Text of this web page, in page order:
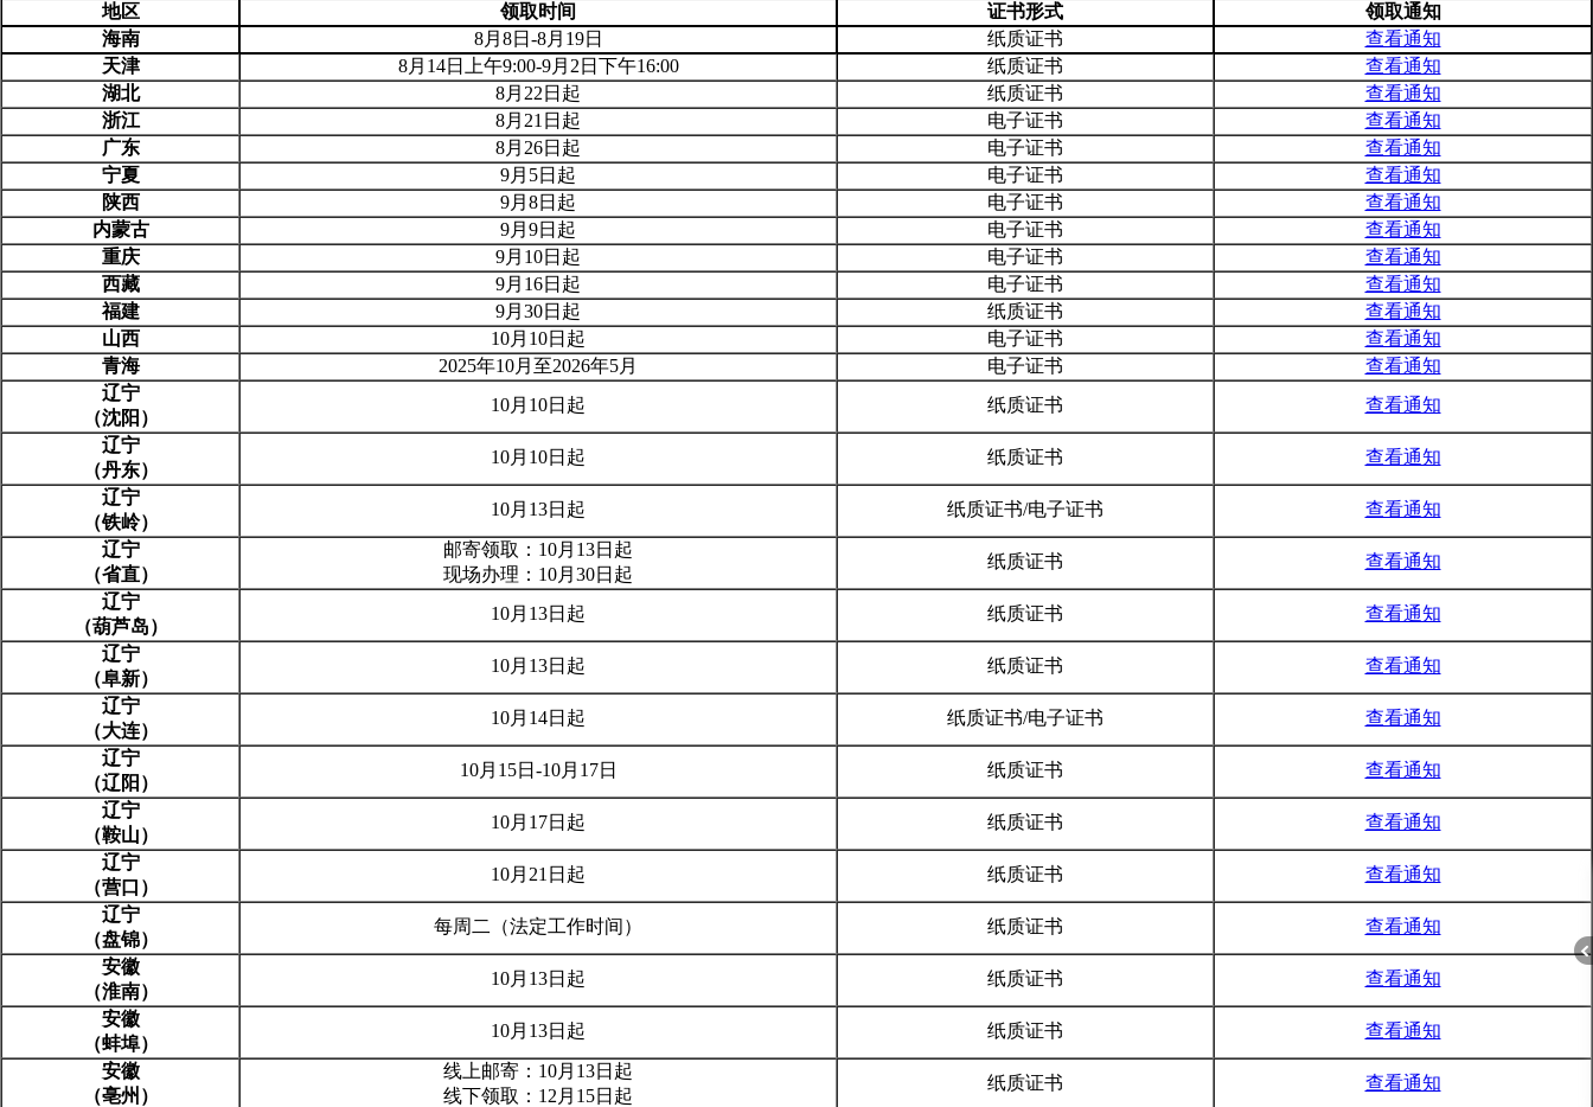
地区
领取时间 证书形式
领取通知
海南
8月8日-8月19日 纸质证书
查看通知
天津
8月14日上午9:00-9月2日下午16:00 纸质证书
查看通知
湖北
8月22日起 纸质证书
查看通知
浙江
8月21日起 电子证书
查看通知
广东
8月26日起 电子证书
查看通知
宁夏
9月5日起 电子证书
查看通知
陕西
9月8日起 电子证书
查看通知
内蒙古
9月9日起 电子证书
查看通知
重庆
9月10日起 电子证书
查看通知
西藏
9月16日起 电子证书
查看通知
福建
9月30日起 纸质证书
查看通知
山西
10月10日起 电子证书
查看通知
青海
2025年10月至2026年5月 电子证书
查看通知
辽宁
（沈阳）
10月10日起 纸质证书
查看通知
辽宁
（丹东）
10月10日起 纸质证书
查看通知
辽宁
（铁岭）
10月13日起 纸质证书/电子证书
查看通知
辽宁
（省直）
邮寄领取：10月13日 起
现场办理：10月30日起
纸质证书
查看通知
辽宁
（葫芦岛）
10月13日起 纸质证书
查看通知
辽宁
（阜新）
10月13日起 纸质证书
查看通知
辽宁
（大连）
10月14日起 纸质证书/电子证书
查看通知
辽宁
（辽阳）
10月15日-10月17日 纸质证书
查看通知
辽宁
（鞍山）
10月17日起 纸质证书
查看通知
辽宁
（营口）
10月21日起 纸质证书
查看通知
辽宁
（盘锦）
每周二（法定工作时间） 纸质证书
查看通知
安徽
（淮南）
10月13日起 纸质证书
查看通知
安徽
（蚌埠）
10月13日起 纸质证书
查看通知
安徽
（亳州）
线上邮寄：10月13日起
线下领取：12月15日起
纸质证书
查看通知